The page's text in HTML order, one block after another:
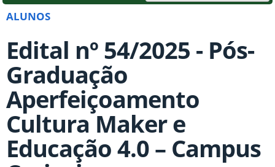
ALUNOS
Edital nº 54/2025 - Pós-
Graduação
Aperfeiçoamento
Cultura Maker e
Educação 4.0 – Campus